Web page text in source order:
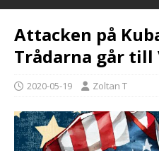
Attacken på
Trådarna går till
2020-05-19 Zoltan T